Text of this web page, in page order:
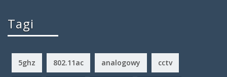
Tagi
5ghz 802.11ac analogowy cctv